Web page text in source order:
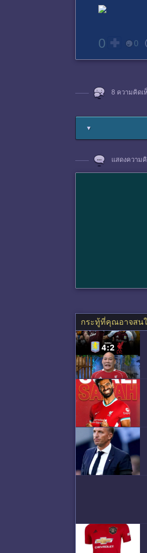
0 0
8 ความคิดเ
▼
แสดงความ
กระทู้ที่คุณอาจสน